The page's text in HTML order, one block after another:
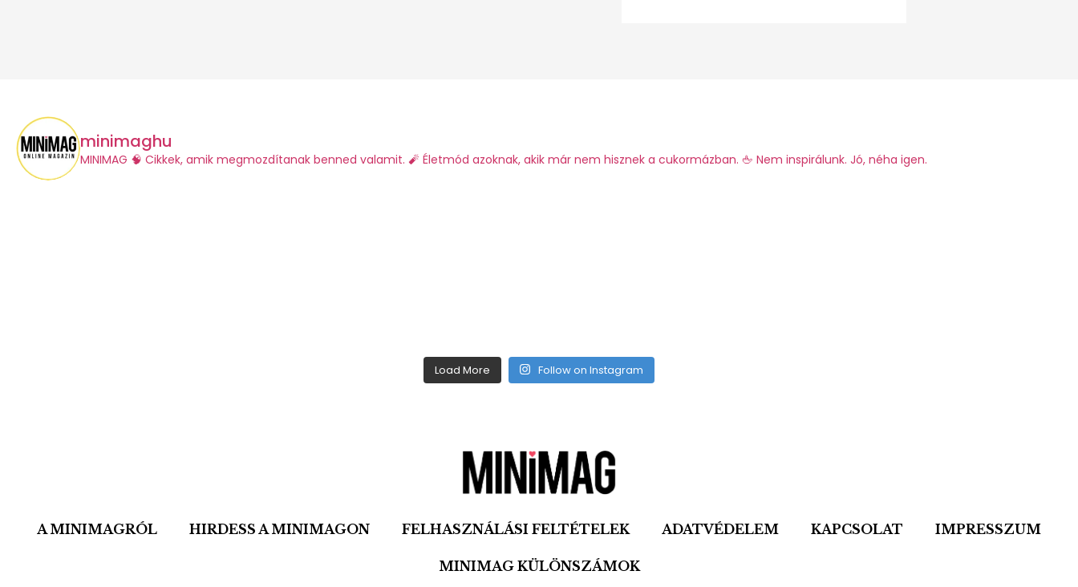
minimaghu
​MINIMAG 🧠 Cikkek, amik megmozdítanak benned valamit. 🧨 Életmód azoknak, akik már nem hisznek a cukormázban. 🖕 Nem inspirálunk. Jó, néha igen.
Load More Follow on Instagram
A MINIMAGRÓL HIRDESS A MINIMAGON FELHASZNÁLÁSI FELTÉTELEK ADATVÉDELEM KAPCSOLAT IMPRESSZUM
MINIMAG KÜLÖNSZÁMOK